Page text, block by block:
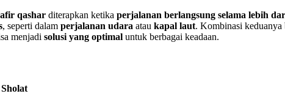
qashar diterapkan ketika perjalanan berlangsung selama lebih
, seperti dalam perjalanan udara atau kapal laut. Kombinasi
menjadi solusi yang optimal untuk berbagai keadaan.